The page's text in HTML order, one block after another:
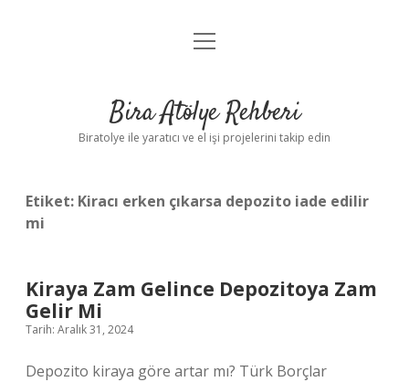
Anasayfa
Yasal Uyarı
menüyü
Bira Atölye Rehberi
Biratolye ile yaratıcı ve el işi projelerini takip edin
Etiket: Kiracı erken çıkarsa depozito iade edilir
mi
Kiraya Zam Gelince Depozitoya Zam
Gelir Mi
Tarih: Aralık 31, 2024
Depozito kiraya göre artar mı? Türk Borçlar